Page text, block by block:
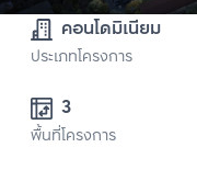
คอนโดมิเนียม
ประเภทโครงการ
3
พื้นที่โครงการ